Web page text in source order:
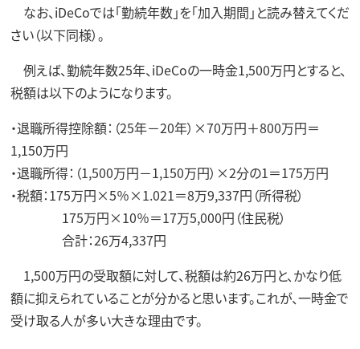
なお、iDeCoでは「勤続年数」を「加入期間」と読み替えてくだ
さい（以下同様）。
例えば、勤続年数25年、iDeCoの一時金1,500万円とすると、
税額は以下のようになります。
・退職所得控除額：（25年－20年）×70万円＋800万円＝
1,150万円
・退職所得：（1,500万円－1,150万円）×2分の1＝175万円
・税額：175万円×5％×1.021＝8万9,337円（所得税）
175万円×10％＝17万5,000円（住民税）
合計：26万4,337円
1,500万円の受取額に対して、税額は約26万円と、かなり低
額に抑えられていることが分かると思います。これが、一時金で
受け取る人が多い大きな理由です。